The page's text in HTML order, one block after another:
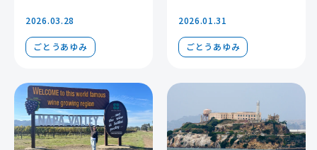
ごとうあゆみ
2026.03.28
ごとうあゆみ
2026.01.31